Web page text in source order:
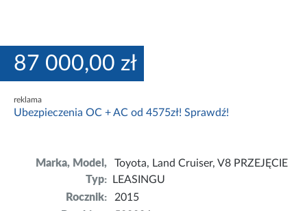
87 000,00 zł
reklama
Ubezpieczenia OC + AC od 4575zł! Sprawdź!
Marka, Model,
Typ:
Toyota, Land Cruiser, V8 PRZEJĘCIE
LEASINGU
Rocznik:
2015